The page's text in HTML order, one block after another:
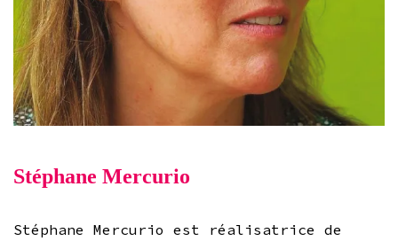
Stéphane Mercurio
Stéphane Mercurio est réalisatrice de